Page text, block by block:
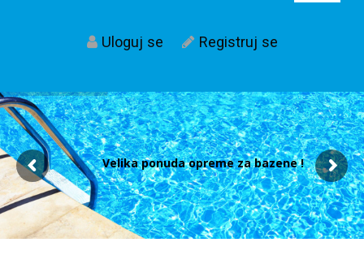
Uloguj se Registruj se
Velika ponuda opreme za bazene !